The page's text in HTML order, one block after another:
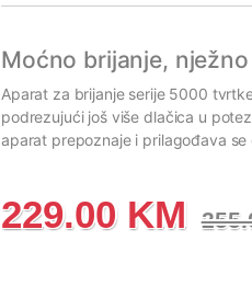
Moćno brijanje,
Aparat za brijanje serije 5000
podrezujući još više dlačica u
aparat prepoznaje i prilagođava
229.00 KM